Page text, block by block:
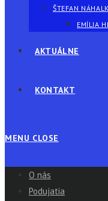
ŠTEFAN
EMÍLIA
AKTUÁLNE
KONTAKT
MENU CLOSE
O nás
Podujatia